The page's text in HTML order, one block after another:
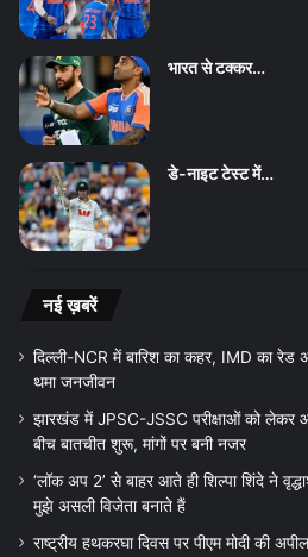
भारत से टक्कर…
डे-नाइट टेस्ट में…
नई ख़बरें
दिल्ली-NCR में बारिश का कहर, IMD का रेड
थमा जनजीवन
झारखंड में JPSC-JSSC परीक्षाओं को लेकर
बीच बातचीत शुरू, मांगों पर बनी नजर
‘लॉक अप 2’ से बाहर आते ही शिल्पा शिंदे ने
मुझे असली विजेता बनाते हैं
राष्ट्रीय हथकरघा दिवस पर पीएम मोदी की